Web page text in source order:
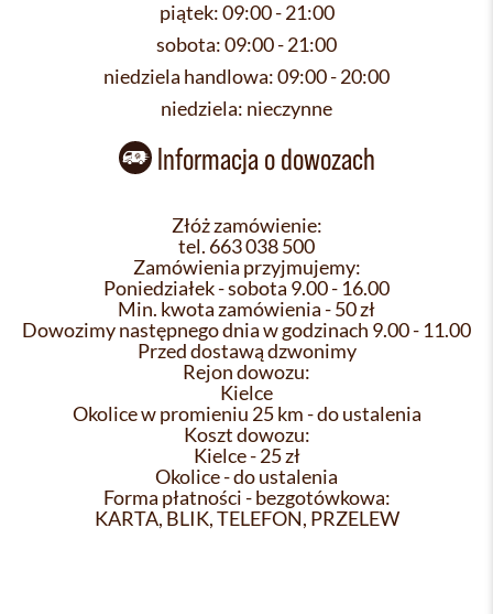
piątek:09:00 - 21:00
sobota:09:00 - 21:00
niedziela handlowa:09:00 - 20:00
niedziela: nieczynne
Informacja o dowozach
Złóż zamówienie:
tel. 663 038 500
Zamówienia przyjmujemy:
Poniedziałek - sobota 9.00 - 16.00
Min. kwota zamówienia - 50 zł
Dowozimy następnego dnia w godzinach 9.00 - 11.00
Przed dostawą dzwonimy
Rejon dowozu:
Kielce
Okolice w promieniu 25 km - do ustalenia
Koszt dowozu:
Kielce - 25 zł
Okolice - do ustalenia
Forma płatności - bezgotówkowa:
KARTA, BLIK, TELEFON, PRZELEW